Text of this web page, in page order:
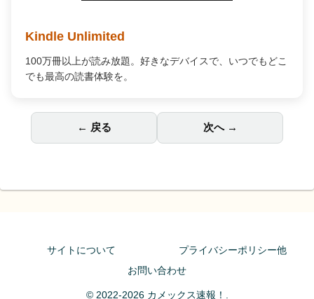
Audible オーディオブック
プロの朗読で「聴く」読書。通勤中や家事の合間が、あな
ただけの贅沢な読書時間に変わります。
← 戻る 次へ →
サイトについて
プライバシーポリシー他
お問い合わせ
© 2022-2026 カメックス速報！.